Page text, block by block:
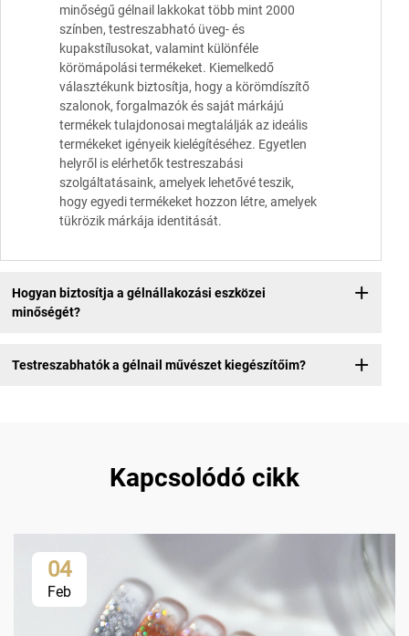
minőségű gélnail lakkokat több mint 2000
színben, testreszabható üveg- és
kupakstílusokat, valamint különféle
körömápolási termékeket. Kiemelkedő
választékunk biztosítja, hogy a körömdíszítő
szalonok, forgalmazók és saját márkájú
termékek tulajdonosai megtalálják az ideális
termékeket igényeik kielégítéséhez. Egyetlen
helyről is elérhetők testreszabási
szolgáltatásaink, amelyek lehetővé teszik,
hogy egyedi termékeket hozzon létre, amelyek
tükrözik márkája identitását.
Hogyan biztosítja a gélnállakozási eszközei
minőségét?
Testreszabhatók a gélnail művészet kiegészítőim?
Kapcsolódó cikk
04
Feb